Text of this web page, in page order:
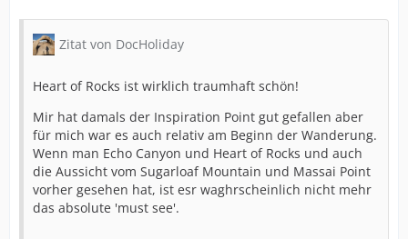
Zitat von DocHoliday
Heart of Rocks ist wirklich traumhaft schön!
Mir hat damals der Inspiration Point gut gefallen aber
für mich war es auch relativ am Beginn der Wanderung.
Wenn man Echo Canyon und Heart of Rocks und auch
die Aussicht vom Sugarloaf Mountain und Massai Point
vorher gesehen hat, ist esr waghrscheinlich nicht mehr
das absolute 'must see'.